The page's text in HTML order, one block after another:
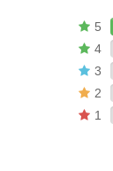
5
4
3
2
1